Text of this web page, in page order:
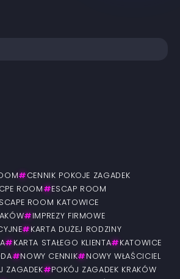
# CENNIK POKOJE ZAGADEK
ROOM # ESCAP ROOM
ROOM KATOWICE
# IMPREZY FIRMOWE
# KARTA DUŻEJ RODZINY
# KARTA STAŁEGO KLIENTA# KATOWICE
# NOWY CENNIK# NOWY WŁAŚCICIEL
ZAGADEK# POKÓJ ZAGADEK KRAKÓW